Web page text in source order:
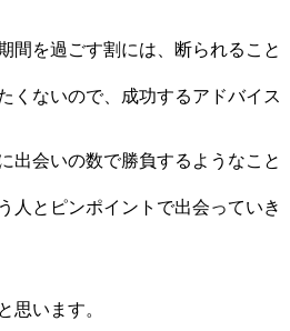
間を過ごす割には、断られること
くないので、成功するアドバイス
出会いの数で勝負するようなこと
人とピンポイントで出会っていき
思います。